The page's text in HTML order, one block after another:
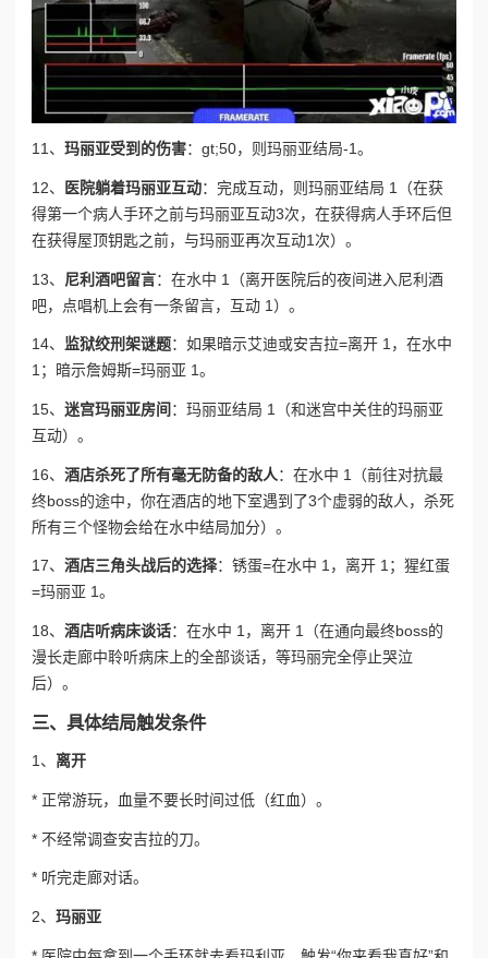
11、 玛丽亚受到的伤害：gt;50，则玛丽亚结局-1。
12、 医院躺着玛丽亚互动：完成互动，则玛丽亚结局 1（在获
得第一个病人手环之前与玛丽亚互动3次，在获得病人手环后但
在获得屋顶钥匙之前，与玛丽亚再次互动1次）。
13、 尼利酒吧留言：在水中 1（离开医院后的夜间进入尼利酒
吧，点唱机上会有一条留言，互动 1）。
14、 监狱绞刑架谜题：如果暗示艾迪或安吉拉=离开 1，在水中
1；暗示詹姆斯=玛丽亚 1。
15、 迷宫玛丽亚房间 ：玛丽亚结局 1（和迷宫中关住的玛丽亚
互动）。
16、 酒店杀死了所有毫无防备的敌人：在水中 1（前往对抗最
终boss的途中，你在酒店的地下室遇到了3个虚弱的敌人，杀死
所有三个怪物会给在水中结局加分）。
17、 酒店三角头战后的选择：锈蛋=在水中 1，离开 1；猩红蛋
=玛丽亚 1。
18、 酒店听病床谈话：在水中 1，离开 1（在通向最终boss的
漫长走廊中聆听病床上的全部谈话，等玛丽完全停止哭泣
后）。
三、具体结局触发条件
1、 离开
* 正常游玩，血量不要长时间过低（红血）。
* 不经常调查安吉拉的刀。
* 听完走廊对话。
2、 玛丽亚